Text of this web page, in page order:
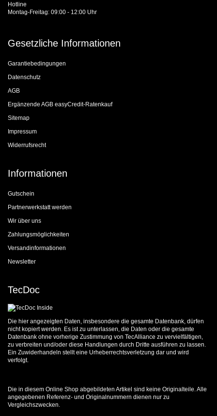
Hotline
Montag-Freitag: 09:00 - 12:00 Uhr
Gesetzliche Informationen
Garantiebedingungen
Datenschutz
AGB
Ergänzende AGB easyCredit-Ratenkauf
Sitemap
Impressum
Widerrufsrecht
Informationen
Gutschein
Partnerwerkstatt werden
Wir über uns
Zahlungsmöglichkeiten
Versandinformationen
Newsletter
TecDoc
Die hier angezeigten Daten, insbesondere die gesamte Datenbank, dürfen
nicht kopiert werden. Es ist zu unterlassen, die Daten oder die gesamte
Datenbank ohne vorherige Zustimmung von TecAlliance zu vervielfältigen,
zu verbreiten und/oder diese Handlungen durch Dritte ausführen zu lassen.
Ein Zuwiderhandeln stellt eine Urheberrechtsverletzung dar und wird
verfolgt.
Die in diesem Online Shop abgebildeten Artikel sind keine Originalteile. Alle
angegebenen Referenz- und Originalnummern dienen nur zu
Vergleichszwecken.